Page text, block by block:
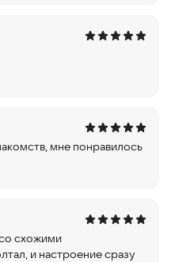
мне понравилось
схожими
и настроение сразу